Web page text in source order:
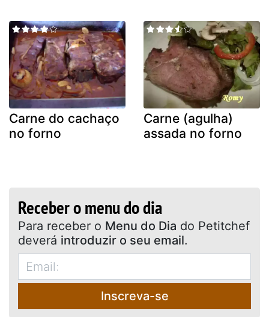
Carne do cachaço
no forno
Carne (agulha)
assada no forno
Receber o menu do dia
Para receber o Menu do Dia do Petitchef
deverá introduzir o seu email.
Inscreva-se